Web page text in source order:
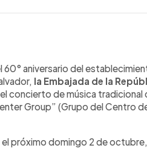
60° aniversario del
la Embajada de la
concierto de música tradicional
Group” (Grupo del Centro
próximo domingo 2 de